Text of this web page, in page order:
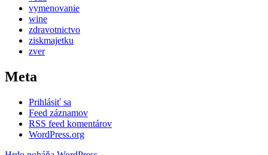
vymenovanie
wine
zdravotnictvo
ziskmajetku
zver
Meta
Prihlásiť sa
Feed záznamov
RSS feed komentárov
WordPress.org